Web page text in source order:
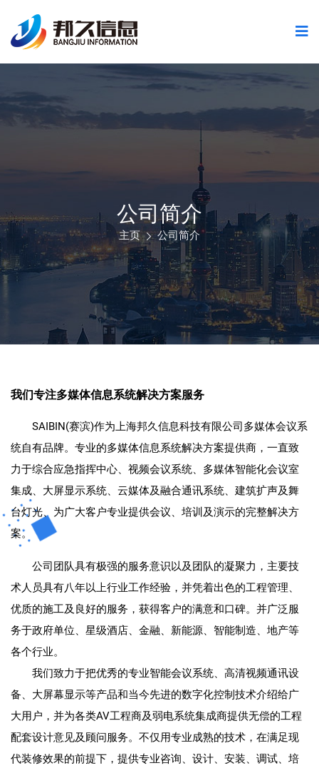
公司简介
主页 公司简介
我们专注多媒体信息系统解决方案服务
SAIBIN(赛滨)作为上海邦久信息科技有限公司多媒体会议系
统自有品牌。专业的多媒体信息系统解决方案提供商，一直致
力于综合应急指挥中心、视频会议系统、多媒体智能化会议室
集成、大屏显示系统、云媒体及融合通讯系统、建筑扩声及舞
台灯光、为广大客户专业提供会议、培训及演示的完整解决方
案。
公司团队具有极强的服务意识以及团队的凝聚力，主要技
术人员具有八年以上行业工作经验，并凭着出色的工程管理、
优质的施工及良好的服务，获得客户的满意和口碑。并广泛服
务于政府单位、星级酒店、金融、新能源、智能制造、地产等
各个行业。
我们致力于把优秀的专业智能会议系统、高清视频通讯设
备、大屏幕显示等产品和当今先进的数字化控制技术介绍给广
大用户，并为各类AV工程商及弱电系统集成商提供无偿的工程
配套设计意见及顾问服务。不仅用专业成熟的技术，在满足现
代装修效果的前提下，提供专业咨询、设计、安装、调试、培